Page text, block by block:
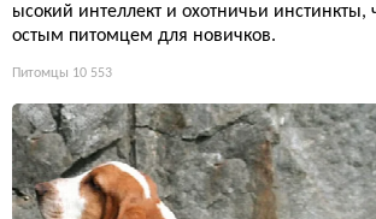
ысокий интеллект и охотничьи инстинкты,
остым питомцем для новичков.
Питомцы 10 553